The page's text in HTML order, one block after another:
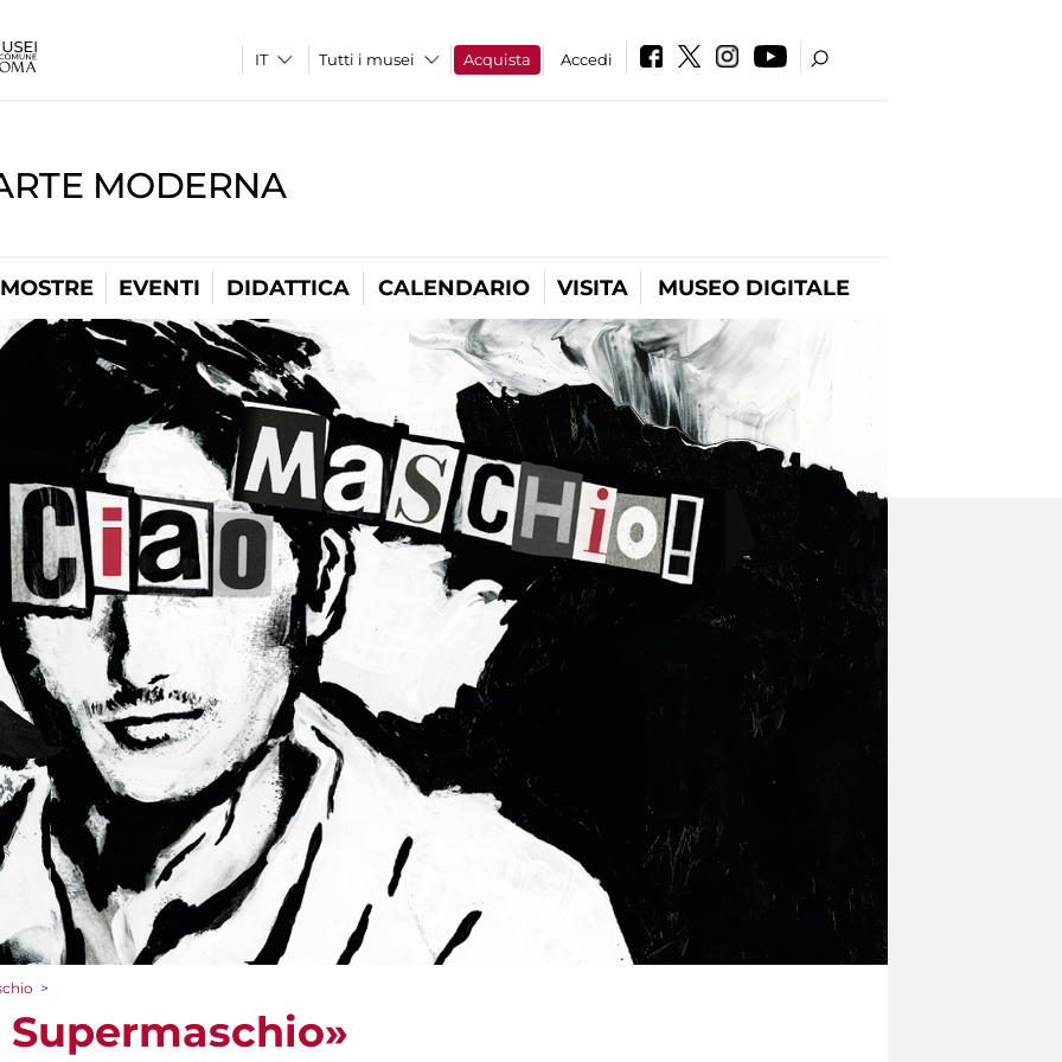
Tutti i musei Acquista Accedi
MODERNA
MOSTRE EVENTI DIDATTICA CALENDARIO VISITA MUSEO DIGITALE
>
Supermaschio»